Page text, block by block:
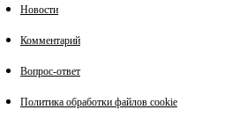
Новости
Комментарий
Вопрос-ответ
Политика обработки файлов cookie